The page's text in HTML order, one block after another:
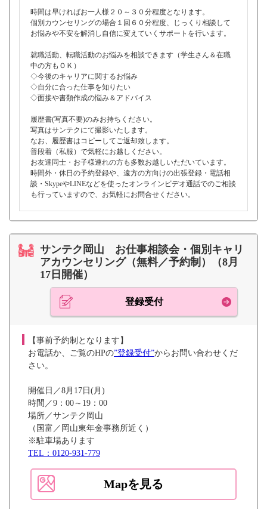
時間は早ければお一人様２０～３０分程度となります。
個別カウンセリングの場合１回６０分程度、じっくり相談して
お悩みや不安を解消し自信に変えていくサポートを行います。
就職活動、転職活動のお悩みを相談できます（学生さん＆在職
中の方もＯＫ）
◇今後のキャリアに関するお悩み
◇自分に合った仕事を知りたい
◇面接や書類作成の悩み＆アドバイス
履歴書(写真不要)のみお持ちください。
写真はサンテクにて撮影いたします。
なお、履歴書はコピーしてご返却致します。
普段着（私服）で気軽にお越しください。
お友達同士・お子様連れの方も多数お越しいただいています。
時間外・休日の予約登録や、遠方の方向けの出張登録・電話相
談・SkypeやLINEなどを使ったオンラインビデオ通話でのご相談
も行っていますので、お気軽にお問合せください。
サンテク岡山 お仕事相談会・個別キャリ
アカウンセリング（無料／予約制）（8月
17日開催）
登録受付
【事前予約制となります】
お電話か、ご覧のHPの”登録受付”からお問い合わせくだ
さい。
開催日／8月17日(月)
時間／9：00～19：00
場所／サンテク岡山
（国富／岡山東年金事務所近く）
※駐車場あります
TEL：0120-931-779
Mapを見る